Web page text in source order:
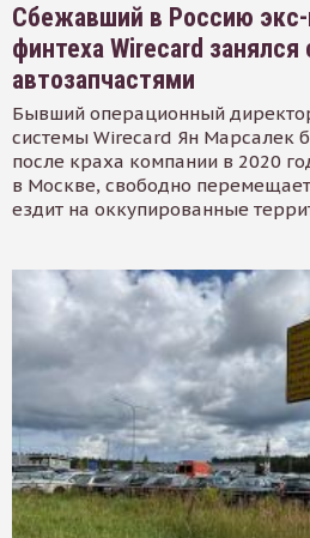
Сбежавший в Россию экс-
финтеха Wirecard
автозапчастями
Бывший операционный
системы Wirecard Ян Марсалек
после краха компании в 2020
в Москве, свободно
ездит на оккупированные